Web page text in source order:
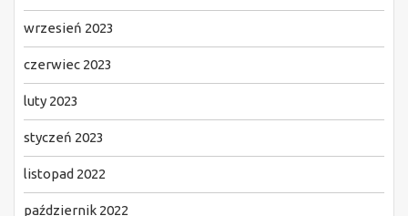
wrzesień 2023
czerwiec 2023
luty 2023
styczeń 2023
listopad 2022
październik 2022